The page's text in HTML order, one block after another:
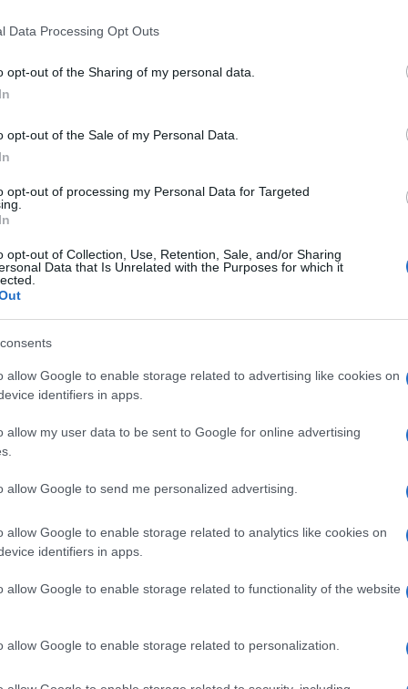
Data Processing Opt Outs
opt-out of the Sharing of my personal data.
opt-out of the Sale of my Personal Data.
opt-out of processing my Personal Data for Targeted
opt-out of Collection, Use, Retention, Sale, and/or Sharing
Data that Is Unrelated with the Purposes for which it
allow Google to enable storage related to advertising like cookies on
identifiers in apps.
allow my user data to be sent to Google for online advertising
allow Google to send me personalized advertising.
allow Google to enable storage related to analytics like cookies on
identifiers in apps.
allow Google to enable storage related to functionality of the website
allow Google to enable storage related to personalization.
creare il Cv adatto a noi e alle offerte di
tecniche necessarie per svolgere il
diventando
è riconoscere a valorizzare la diversità
multiculturale
è importante non solo nella
lavoro.
credenze, valori e norme che
o di una determinata categoria da
riguarda i tipi di segnali che le persone
di ogni giorno e il modo in cui vedono il
gli altri
siamo in parte il prodotto del patrimonio
e nessuno di noi è un
tutti gli elementi della cultura del
è portatore di una propria concezione del
della diversità che, negli ambienti
dato oggettivoche caratterizza l’esistenza
che comporta un processo di
delle differenze. In un’azienda la
essere
suo interno coesistono gruppi etnici e
delle diversità avviene in modo da
perché un’azienda multiculturale ha
più ampio